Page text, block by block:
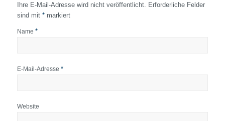
Ihre E-Mail-Adresse wird nicht veröffentlicht. Erforderliche Felder
sind mit *markiert
Name *
E-Mail-Adresse *
Website